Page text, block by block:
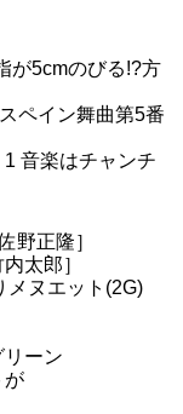
が5cmのびる!?方
ペイン舞曲第5番
音楽はチャンチ
野正隆］
太郎］
メヌエット(2G)
ーン
が